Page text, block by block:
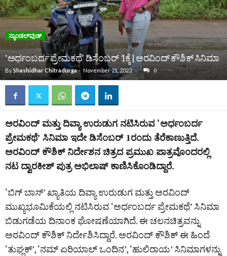
ಸ್ಯಾಂಡಲ್‌ವುಡ್‌
‘ಅರ್ಧಂಬರ್ದ ಪ್ರೇಮಕಥೆ’ ಡಿಸೆಂಬರ್‌ 1ಕ್ಕೆ | ಅರವಿಂದ್‌ ಕೌಶಿಕ್‌ ಸಿನಿಮಾ
ByShashidhar Chitradurga- November 21, 2023 0
ಅರವಿಂದ್‌ ಮತ್ತು ದಿವ್ಯಾ ಉರುಡುಗ ನಟಿಸಿರುವ ‘ಅರ್ಧಂಬರ್ದ
ಪ್ರೇಮಕಥೆ’ ಸಿನಿಮಾ ಇದೇ ಡಿಸೆಂಬರ್‌ 1ರಂದು ತೆರೆಕಾಣುತ್ತಿದೆ.
ಅರವಿಂದ್‌ ಕೌಶಿಕ್‌ ನಿರ್ದೇಶನ ಚಿತ್ರದ ಪ್ರಮುಖ ಪಾತ್ರವೊಂದರಲ್ಲಿ
ನಟ ದ್ವಾರಕೀಶ್‌ ಪುತ್ರ ಅಭಿಲಾಷ್ ಕಾಣಿಸಿಕೊಂಡಿದ್ದಾರೆ.
‘ಬಿಗ್‌ ಬಾಸ್‌’ ಖ್ಯಾತಿಯ ದಿವ್ಯಾ ಉರುಡುಗ ಮತ್ತು ಅರವಿಂದ್
ಮುಖ್ಯಭೂಮಿಕೆಯಲ್ಲಿ ನಟಿಸಿರುವ ‘ಅರ್ಧಂಬರ್ದ ಪ್ರೇಮಕಥೆ’ ಸಿನಿಮಾ
ಬಿಡುಗಡೆಯ ದಿನಾಂಕ ಘೋಷಣೆಯಾಗಿದೆ. ಈ ಚಲನಚಿತ್ರವನ್ನು
ಅರವಿಂದ್ ಕೌಶಿಕ್ ನಿರ್ದೇಶಿಸಿದ್ದಾರೆ. ಅರವಿಂದ್‌ ಕೌಶಿಕ್‌ ಈ ಹಿಂದೆ
‘ತುಘ್ಲಕ್’, ‘ನಮ್ ಏರಿಯಾಲ್ ಒಂದಿನ’, ‘ಹುಲಿರಾಯ’ ಸಿನಿಮಾಗಳನ್ನು